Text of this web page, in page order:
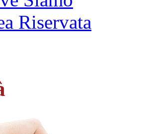
Riservata